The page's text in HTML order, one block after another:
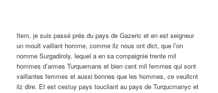
Item, je suis passé prés du pays de Gazeric et en est seigneur
un moult vaillant homme, comme ilz nous ont dict, que l’on
nomme Surgadiroly, lequel a en sa compaignie trente mil
hommes d’armes Turquemans et bien cent mil femmes qui sont
vaillantes femmes et aussi bonnes que les hommes, ce veullcnt
ilz dire. Et est cestuy pays toucliant au pays de Turqucmanyc et